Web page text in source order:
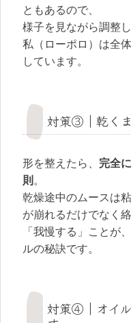
ともあるので、
様子を見ながら調整
私（ローポロ）は全
しています。
対策③｜乾く
形を整えたら、 完全
則 。
乾燥途中のムースは
が崩れるだけでなく
「我慢する」ことが
ルの秘訣です。
対策④｜オイ